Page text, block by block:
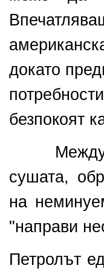
докато
безпокоят
сушата,
на
"направи
Петролът